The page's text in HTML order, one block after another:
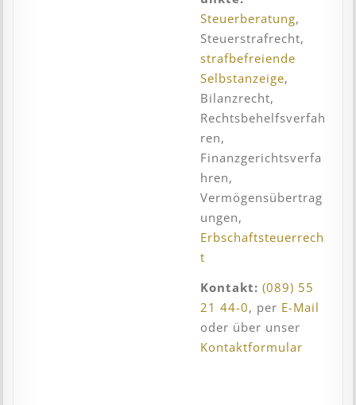
Steuerberatung,
Steuerstrafrecht,
strafbefreiende
Selbstanzeige,
Bilanzrecht,
Rechtsbehelfsverfah
ren,
Finanzgerichtsverfa
hren,
Vermögensübertrag
ungen,
Erbschaftsteuerrech
t
Kontakt: (089) 55
21 44-0, per E-Mail
oder über unser
Kontaktformular